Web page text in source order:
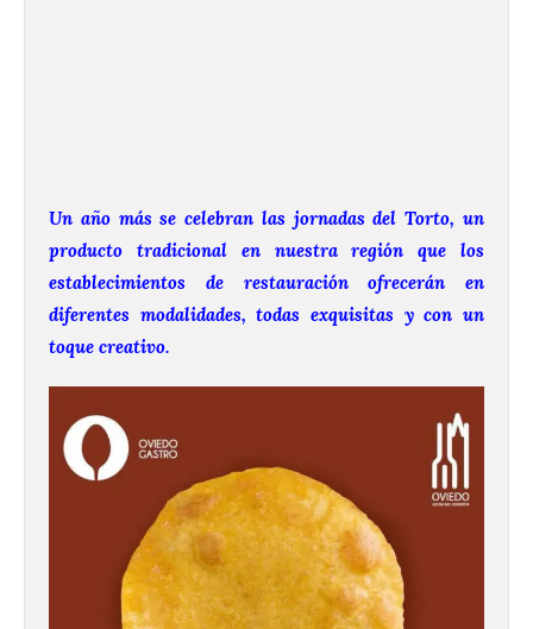
Un año más se celebran las jornadas del Torto, un
producto tradicional en nuestra región que los
establecimientos de restauración ofrecerán en
diferentes modalidades, todas exquisitas y con un
toque creativo.